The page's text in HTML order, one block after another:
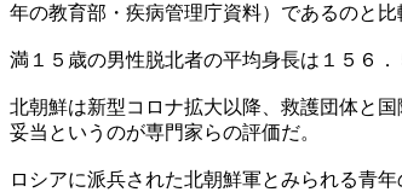
年の教育部・疾病管理庁資料）であるのと比
満１５歳の男性脱北者の平均身長は１５６
北朝鮮は新型コロナ拡大以降、救護団体と
妥当というのが専門家らの評価だ。
ロシアに派兵された北朝鮮軍とみられる青